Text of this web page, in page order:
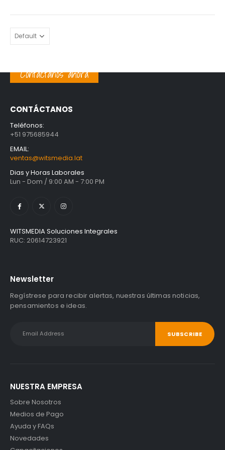
Contáctanos ahora
CONTÁCTANOS
Teléfonos:
+51 975685944
EMAIL:
ventas@witsmedia.lat
Dias y Horas Laborales
Lun - Dom / 9:00 AM - 7:00 PM
WITSMEDIA Soluciones Integrales
RUC: 20614723921
Newsletter
Regístrese para recibir alertas, nuestras últimas noticias,
pensamientos e ideas.
NUESTRA EMPRESA
Sobre Nosotros
Medios de Pago
Ayuda y FAQs
Novedades